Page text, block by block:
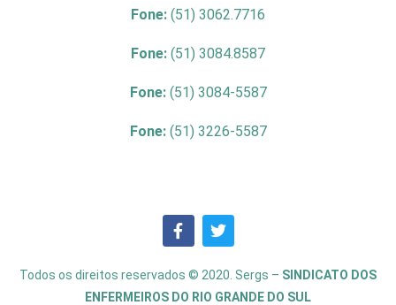
Fone: (51) 3062.7716
Fone: (51) 3084.8587
Fone: (51) 3084-5587
Fone: (51) 3226-5587
Todos os direitos reservados © 2020. Sergs – SINDICATO DOS
ENFERMEIROS DO RIO GRANDE DO SUL